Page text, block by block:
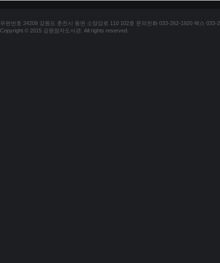
우편번호 24209 강원도 춘천시 동면 소양강로 110 102호 문의전화 033-262-1920 팩스 033-
Copyright © 2015 강원점자도서관. All rights reserved.